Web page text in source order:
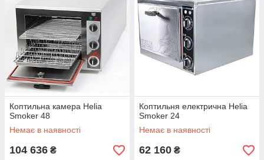
Коптильна камера Helia
Smoker 48
Немає в наявності
104 636 ₴
Коптильня електрична Helia
Smoker 24
Немає в наявності
62 160 ₴